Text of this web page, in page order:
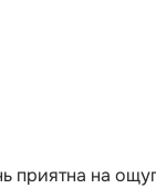
приятна на